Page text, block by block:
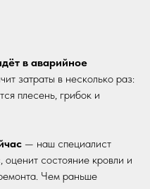
в аварийное
затраты в несколько раз:
плесень, грибок и
— наш специалист
оценит состояние кровли и
Чем раньше